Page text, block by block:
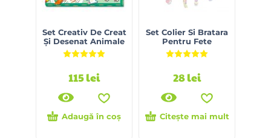
Set Creativ De Creat
Și Desenat Animale
115lei
Adaugă în coș
Set Colier Si Bratara
Pentru Fete
28lei
Citește mai mult